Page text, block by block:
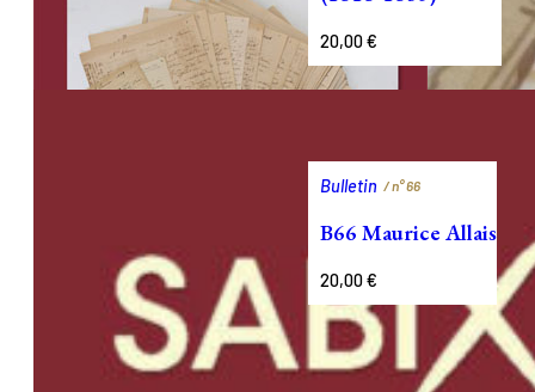
20,00€
Bulletin / n°66
B66 Maurice Allais
20,00€